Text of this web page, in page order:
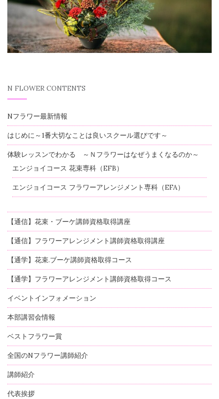
N FLOWER CONTENTS
Nフラワー最新情報
はじめに～1番大切なことは良いスクール選びです～
体験レッスンでわかる ～Ｎフラワーはなぜうまくなるのか～
エンジョイコース 花束専科（EFB）
エンジョイコース フラワーアレンジメント専科（EFA）
【通信】花束・ブーケ講師資格取得講座
【通信】フラワーアレンジメント講師資格取得講座
【通学】花束.ブーケ講師資格取得コース
【通学】フラワーアレンジメント講師資格取得コース
イベントインフォメーション
本部講習会情報
ベストフラワー賞
全国のNフラワー講師紹介
講師紹介
代表挨拶